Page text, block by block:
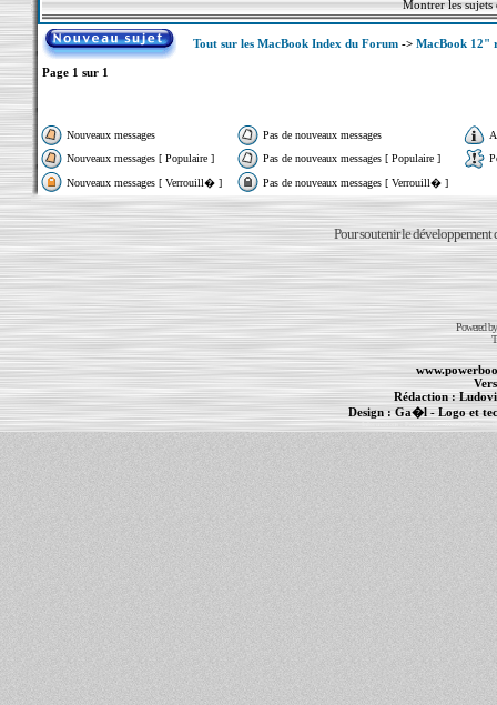
Montrer les
Tout sur les MacBook Index du Forum-> MacBook 12"
Page 1 sur 1
Nouveaux messages Pas de nouveaux messages
Nouveaux messages [ Populaire ]
Pas de nouveaux messages [ Populaire ]
Nouveaux messages [ Verrouill� ]
Pas de nouveaux messages [ Verrouill� ]
Pour soutenir le développement
Powered
Rédaction :
Design : Ga�l- Logo et
-MacBook Pro